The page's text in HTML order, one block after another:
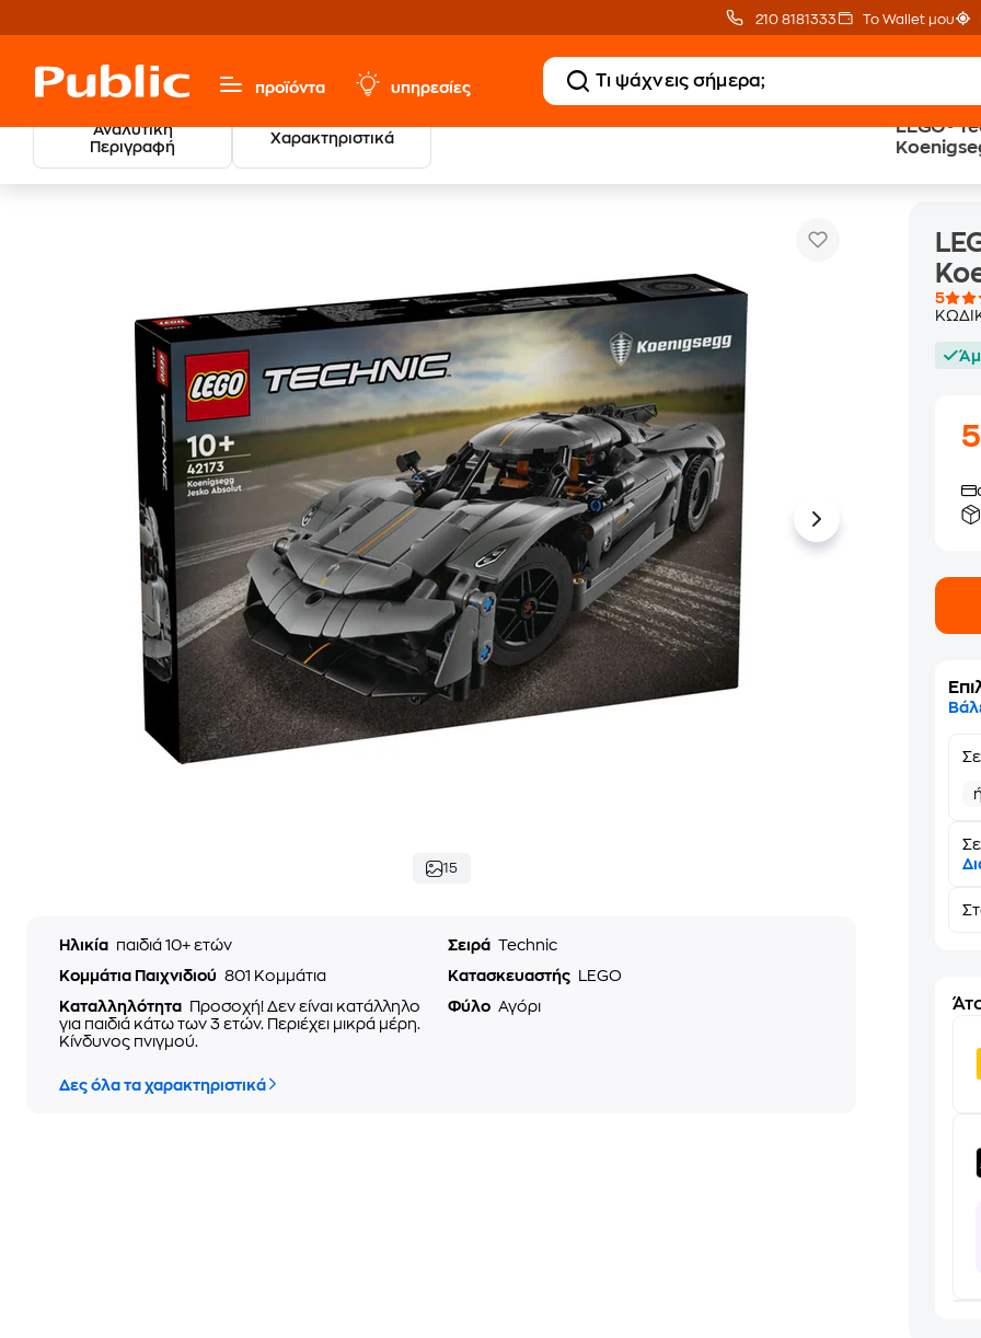
210 8181333 Το Wallet μου
προϊόντα υπηρεσίες
Αναλυτική
Περιγραφή
Χαρακτηριστικά
LEGO®
Παιχνίδια & Παιδικά
15
Ηλικία παιδιά 10+ ετών Σειρά Technic
Κομμάτια Παιχνιδιού 801 Κομμάτια Κατασκευαστής
LEGO
Καταλληλότητα
Προσοχή! Δεν είναι κατάλληλο
για παιδιά κάτω των 3 ετών. Περιέχει μικρά μέρη.
Κίνδυνος πνιγμού.
Φύλο Αγόρι
Δες όλα τα χαρακτηριστικά
5